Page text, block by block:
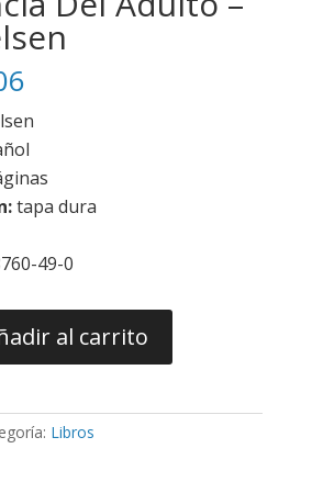
tapa dura
49-0
al carrito
Libros